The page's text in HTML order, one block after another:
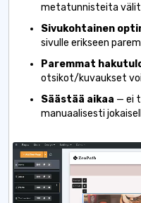
metatunnisteita
Sivukohtainen
sivulle erikseen
Paremmat
otsikot/kuvaukset
Säästää aikaa — ei
manuaalisesti